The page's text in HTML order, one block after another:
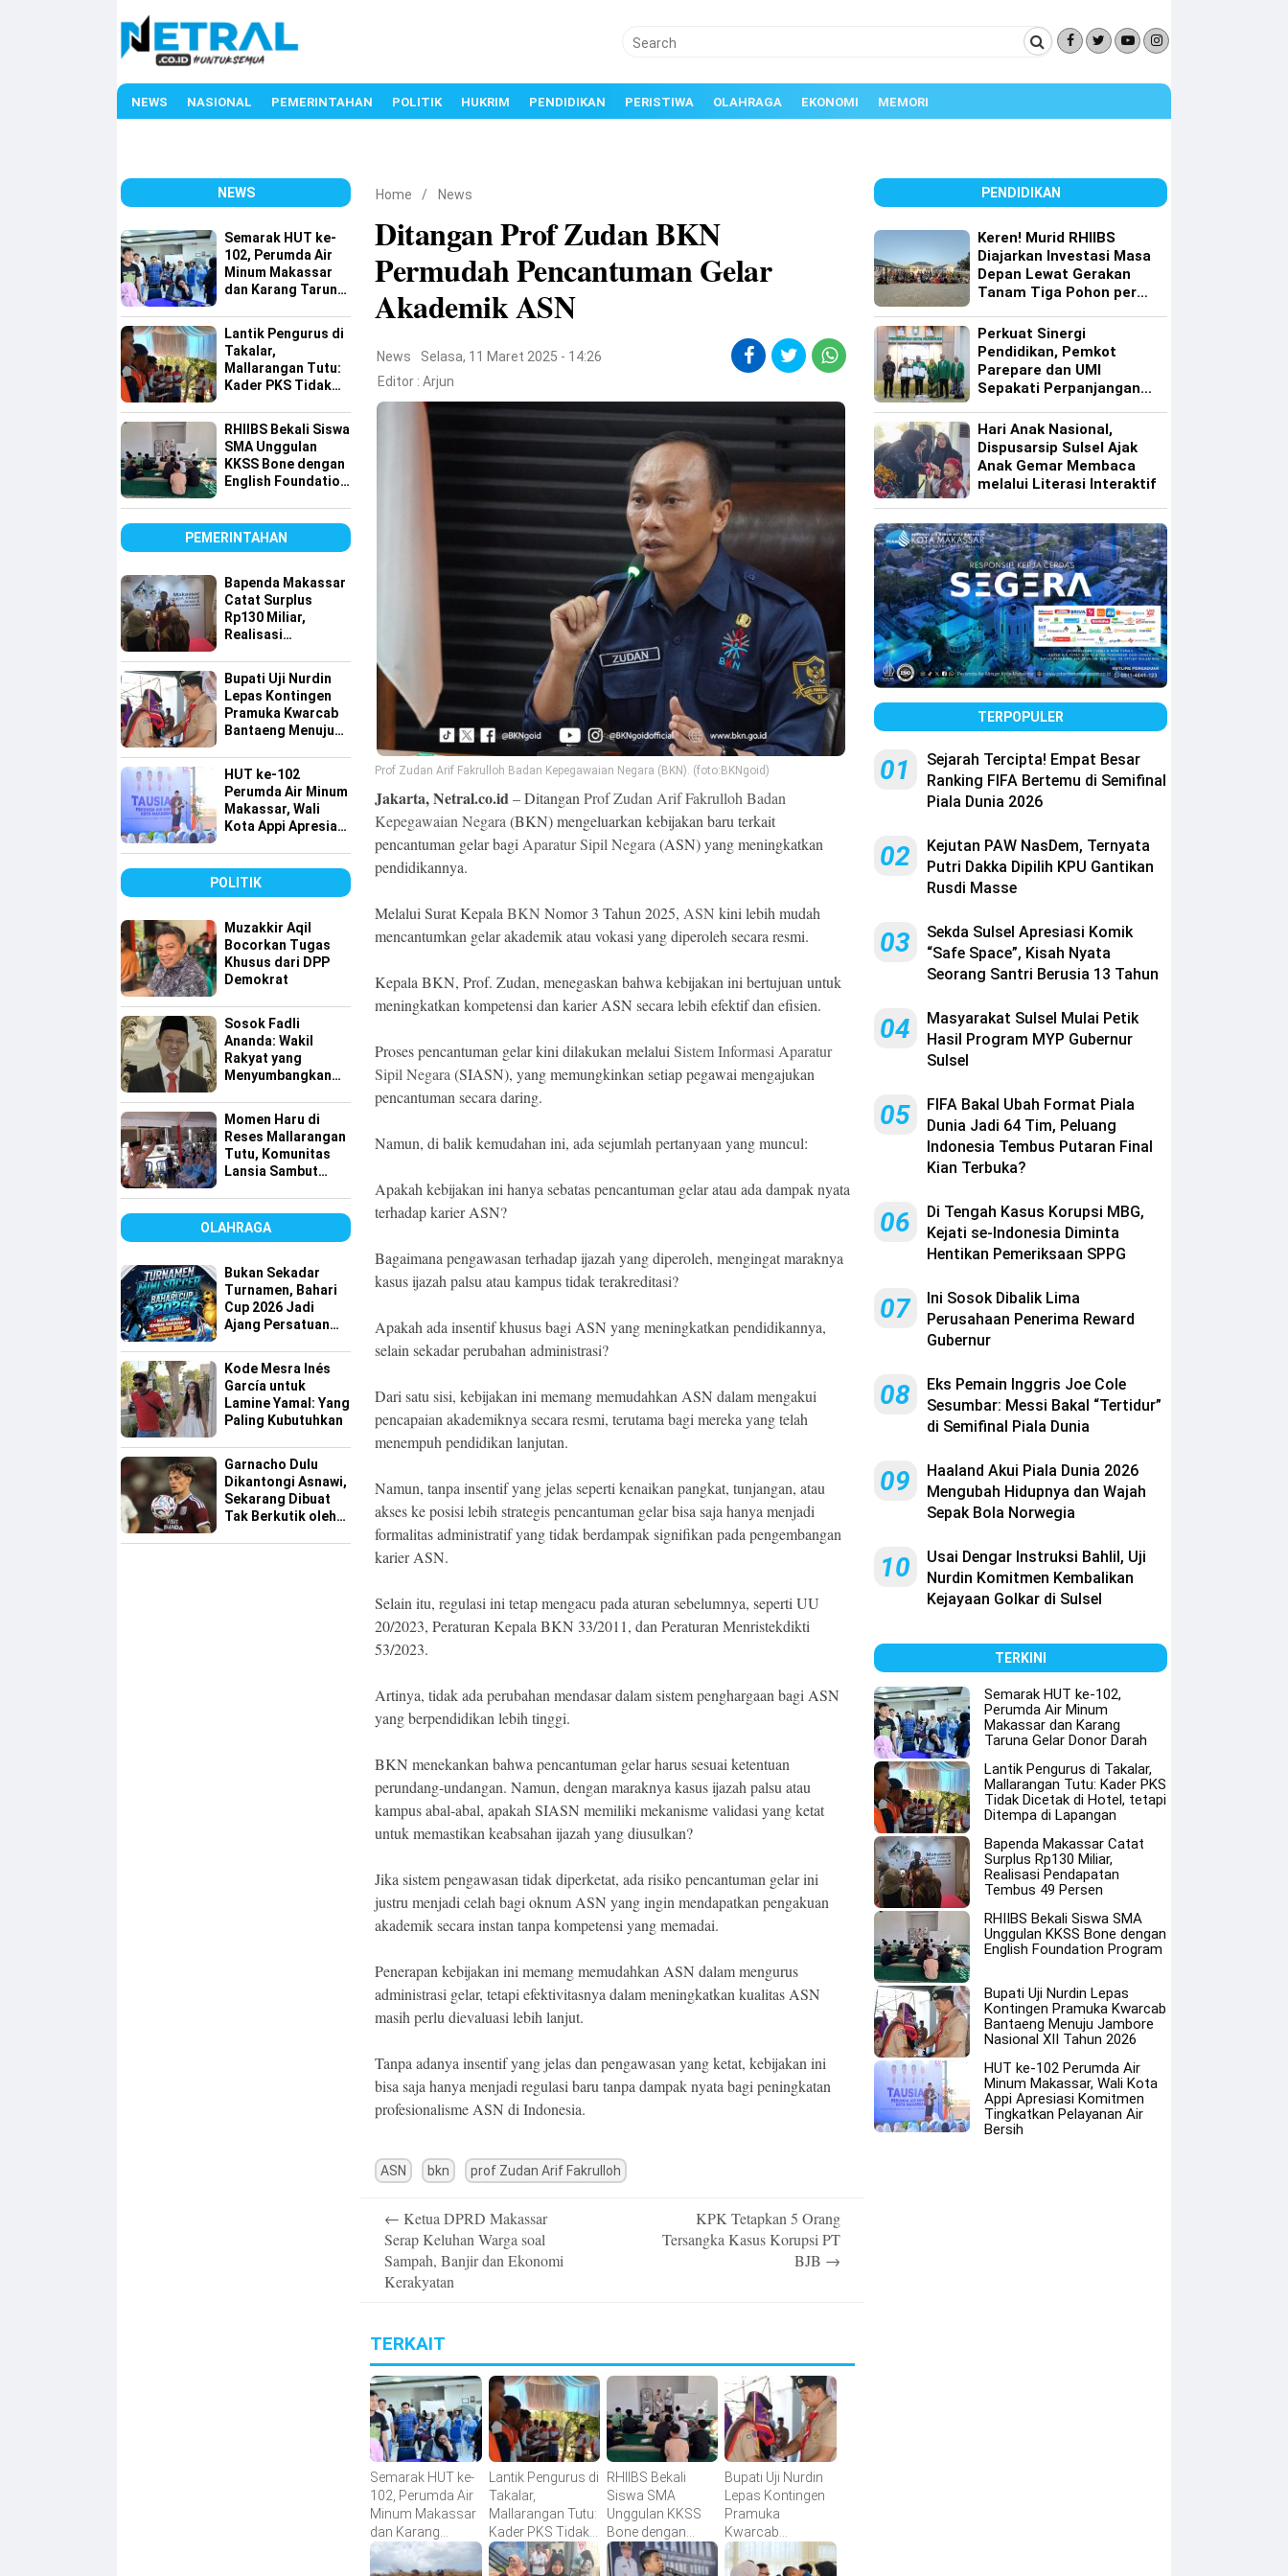
NEWS NASIONAL PEMERINTAHAN POLITIK HUKRIM PENDIDIKAN PERISTIWA OLAHRAGA EKONOMI MEMORI
NEWS
Semarak HUT ke-
102, Perumda Air
Minum Makassar
dan Karang Taruna
Lantik Pengurus di
Takalar,
Mallarangan Tutu:
Kader PKS Tidak
Lapangan
RHIIBS Bekali Siswa
SMA Unggulan
KKSS Bone dengan
English Foundation
PEMERINTAHAN
Bapenda Makassar
Catat Surplus
Rp130 Miliar,
Realisasi
Bupati Uji Nurdin
Lepas Kontingen
Pramuka Kwarcab
Bantaeng Menuju
HUT ke-102
Perumda Air Minum
Makassar, Wali
Kota Appi Apresiasi
Pelayanan Air
Bersih
POLITIK
Muzakkir Aqil
Bocorkan Tugas
Khusus dari DPP
Demokrat
Sosok Fadli
Ananda: Wakil
Rakyat yang
Menyumbangkan
Kurang Mampu
Momen Haru di
Reses Mallarangan
Tutu, Komunitas
Lansia Sambut
OLAHRAGA
Bukan Sekadar
Turnamen, Bahari
Cup 2026 Jadi
Ajang Persatuan
Sinjai
Kode Mesra Inés
García untuk
Lamine Yamal: Yang
Paling Kubutuhkan
Garnacho Dulu
Dikantongi Asnawi,
Sekarang Dibuat
Tak Berkutik oleh
Home / News
Ditangan Prof Zudan BKN
Permudah Pencantuman Gelar
Akademik ASN
News
Selasa, 11 Maret 2025 - 14:26
Editor :Arjun
Prof Zudan Arif Fakrulloh Badan Kepegawaian Negara (BKN). (foto:BKNgoid)
Jakarta, Netral.co.id– DitanganProf Zudan Arif FakrullohBadan
Kepegawaian Negara(BKN) mengeluarkan kebijakan baru terkait
pencantuman gelar bagiAparatur Sipil Negara(ASN) yang meningkatkan
pendidikannya.
Melalui Surat KepalaBKN Nomor 3 Tahun 2025,ASN kini lebih mudah
mencantumkan gelar akademik atau vokasi yang diperoleh secara resmi.
Kepala BKN, Prof. Zudan, menegaskan bahwa kebijakan ini bertujuan untuk
meningkatkan kompetensi dan karier ASN secara lebih efektif dan efisien.
Proses pencantuman gelar kini dilakukan melaluiSistem Informasi Aparatur
Sipil Negara(SIASN), yang memungkinkan setiap pegawai mengajukan
pencantuman secara daring.
Namun, di balik kemudahan ini, ada sejumlah pertanyaan yang muncul:
Apakah kebijakan ini hanya sebatas pencantuman gelar atau ada dampak nyata
terhadap karier ASN?
Bagaimana pengawasan terhadap ijazah yang diperoleh, mengingat maraknya
kasus ijazah palsu atau kampus tidak terakreditasi?
Apakah ada insentif khusus bagi ASN yang meningkatkan pendidikannya,
selain sekadar perubahan administrasi?
Dari satu sisi, kebijakan ini memang memudahkan ASN dalam mengakui
pencapaian akademiknya secara resmi, terutama bagi mereka yang telah
menempuh pendidikan lanjutan.
Namun, tanpa insentif yang jelas seperti kenaikan pangkat, tunjangan, atau
akses ke posisi lebih strategis pencantuman gelar bisa saja hanya menjadi
formalitas administratif yang tidak berdampak signifikan pada pengembangan
karier ASN.
Selain itu, regulasi ini tetap mengacu pada aturan sebelumnya, seperti UU
20/2023, Peraturan Kepala BKN 33/2011, dan Peraturan Menristekdikti
53/2023.
Artinya, tidak ada perubahan mendasar dalam sistem penghargaan bagi ASN
yang berpendidikan lebih tinggi.
BKN menekankan bahwa pencantuman gelar harus sesuai ketentuan
perundang-undangan. Namun, dengan maraknya kasus ijazah palsu atau
kampus abal-abal, apakah SIASN memiliki mekanisme validasi yang ketat
untuk memastikan keabsahan ijazah yang diusulkan?
Jika sistem pengawasan tidak diperketat, ada risiko pencantuman gelar ini
justru menjadi celah bagi oknum ASN yang ingin mendapatkan pengakuan
akademik secara instan tanpa kompetensi yang memadai.
Penerapan kebijakan ini memang memudahkan ASN dalam mengurus
administrasi gelar, tetapi efektivitasnya dalam meningkatkan kualitas ASN
masih perlu dievaluasi lebih lanjut.
Tanpa adanya insentif yang jelas dan pengawasan yang ketat, kebijakan ini
bisa saja hanya menjadi regulasi baru tanpa dampak nyata bagi peningkatan
profesionalisme ASN di Indonesia.
ASN bkn prof Zudan Arif Fakrulloh
navigation
← Ketua DPRD Makassar
Serap Keluhan Warga soal
Sampah, Banjir dan Ekonomi
Kerakyatan
KPK Tetapkan 5 Orang
Tersangka Kasus Korupsi PT
BJB →
TERKAIT
Semarak HUT ke-
102, Perumda Air
Minum Makassar
dan Karang
Taruna Gelar
Donor Darah
Lantik Pengurus di
Takalar,
Mallarangan Tutu:
Kader PKS Tidak
Dicetak di Hotel,
tetapi Ditempa di
RHIIBS Bekali
Siswa SMA
Unggulan KKSS
Bone dengan
English
Foundation
Bupati Uji Nurdin
Lepas Kontingen
Pramuka
Kwarcab
Bantaeng Menuju
Jambore
PENDIDIKAN
Keren! Murid RHIIBS
Diajarkan Investasi Masa
Depan Lewat Gerakan
Tanam Tiga Pohon per
Perkuat Sinergi
Pendidikan, Pemkot
Parepare dan UMI
Sepakati Perpanjangan
Perguruan Tinggi
Hari Anak Nasional,
Dispusarsip Sulsel Ajak
Anak Gemar Membaca
melalui Literasi Interaktif
TERPOPULER
01
Sejarah Tercipta! Empat Besar
Ranking FIFA Bertemu di Semifinal
Piala Dunia 2026
02
Kejutan PAW NasDem, Ternyata
Putri Dakka Dipilih KPU Gantikan
Rusdi Masse
03
Sekda Sulsel Apresiasi Komik
“Safe Space”, Kisah Nyata
Seorang Santri Berusia 13 Tahun
04
Masyarakat Sulsel Mulai Petik
Hasil Program MYP Gubernur
Sulsel
05
FIFA Bakal Ubah Format Piala
Dunia Jadi 64 Tim, Peluang
Indonesia Tembus Putaran Final
Kian Terbuka?
06
Di Tengah Kasus Korupsi MBG,
Kejati se-Indonesia Diminta
Hentikan Pemeriksaan SPPG
07
Ini Sosok Dibalik Lima
Perusahaan Penerima Reward
Gubernur
08
Eks Pemain Inggris Joe Cole
Sesumbar: Messi Bakal “Tertidur”
di Semifinal Piala Dunia
09
Haaland Akui Piala Dunia 2026
Mengubah Hidupnya dan Wajah
Sepak Bola Norwegia
10
Usai Dengar Instruksi Bahlil, Uji
Nurdin Komitmen Kembalikan
Kejayaan Golkar di Sulsel
TERKINI
Semarak HUT ke-102,
Perumda Air Minum
Makassar dan Karang
Taruna Gelar Donor Darah
Lantik Pengurus di Takalar,
Mallarangan Tutu: Kader PKS
Tidak Dicetak di Hotel, tetapi
Ditempa di Lapangan
Bapenda Makassar Catat
Surplus Rp130 Miliar,
Realisasi Pendapatan
Tembus 49 Persen
RHIIBS Bekali Siswa SMA
Unggulan KKSS Bone dengan
English Foundation Program
Bupati Uji Nurdin Lepas
Kontingen Pramuka Kwarcab
Bantaeng Menuju Jambore
Nasional XII Tahun 2026
HUT ke-102 Perumda Air
Minum Makassar, Wali Kota
Appi Apresiasi Komitmen
Tingkatkan Pelayanan Air
Bersih